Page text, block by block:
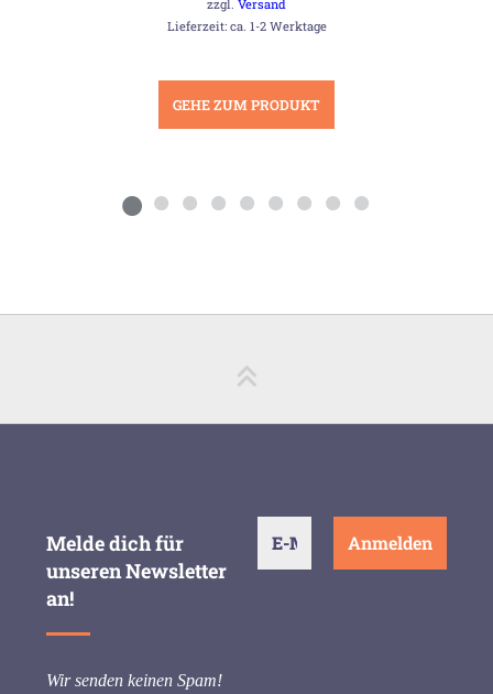
zzgl.Versand
Lieferzeit: ca. 1-2 Werktage
GEHE ZUM PRODUKT
Melde dich für
unseren Newsletter
an!
Wir senden keinen Spam!